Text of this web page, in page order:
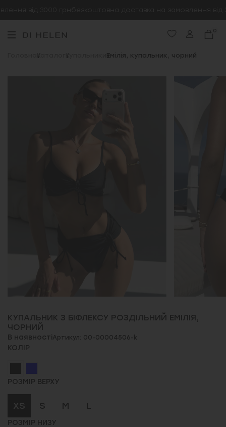
від 3000 грн безкоштовна доставка на замовлення від
0
Каталог Купальники Емілія, купальник, чорний
КУПАЛЬНИК З БІФЛЕКСУ РОЗДІЛЬНИЙ ЕМІЛІЯ,
ЧОРНИЙ
В наявностіАртикул: 00-00004506-k
КОЛІР
РОЗМІР ВЕРХУ
XS S M L
РОЗМІР НИЗУ